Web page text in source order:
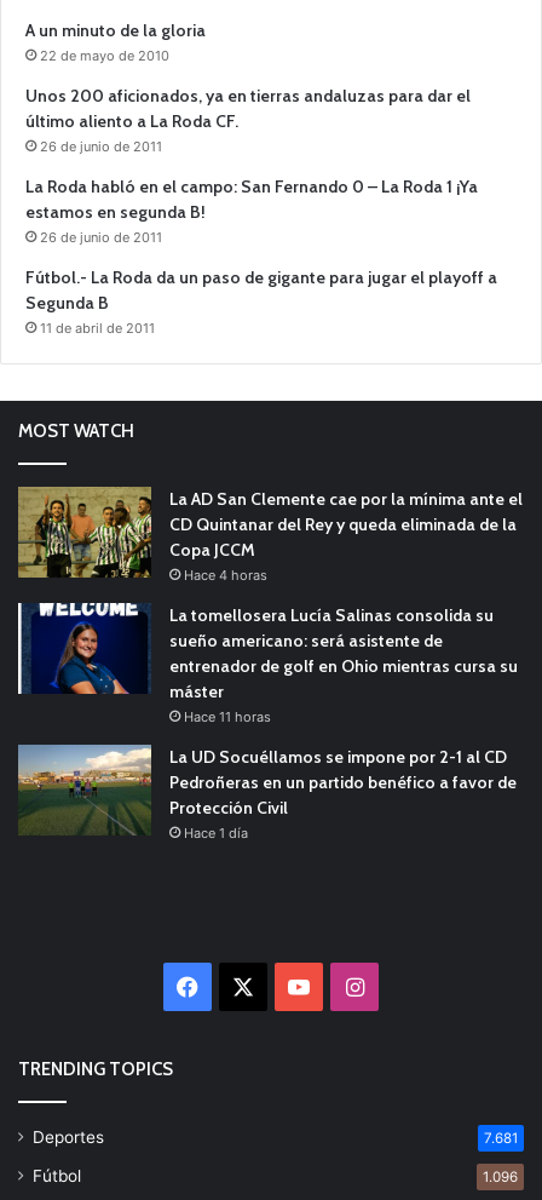
A un minuto de la gloria
22 de mayo de 2010
Unos 200 aficionados, ya en tierras andaluzas para dar el
último aliento a La Roda CF.
26 de junio de 2011
La Roda habló en el campo: San Fernando 0 – La Roda 1 ¡Ya
estamos en segunda B!
26 de junio de 2011
Fútbol.- La Roda da un paso de gigante para jugar el playoff a
Segunda B
11 de abril de 2011
MOST WATCH
La AD San Clemente cae por la mínima ante el
CD Quintanar del Rey y queda eliminada de la
Copa JCCM
Hace 4 horas
La tomellosera Lucía Salinas consolida su
sueño americano: será asistente de
entrenador de golf en Ohio mientras cursa su
máster
Hace 11 horas
La UD Socuéllamos se impone por 2-1 al CD
Pedroñeras en un partido benéfico a favor de
Protección Civil
Hace 1 día
Facebook YouTubeInstagram
TRENDING TOPICS
Deportes 7.681
Fútbol 1.096